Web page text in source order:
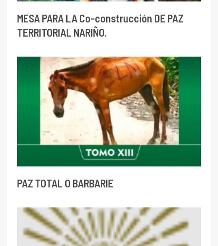
MESA PARA LA Co-construcción DE PAZ
TERRITORIAL NARIÑO.
PAZ TOTAL O BARBARIE